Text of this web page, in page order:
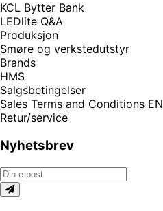
KCL Bytter Bank
LEDlite Q&A
Produksjon
Smøre og verkstedutstyr
Brands
HMS
Salgsbetingelser
Sales Terms and Conditions EN
Retur/service
Nyhetsbrev